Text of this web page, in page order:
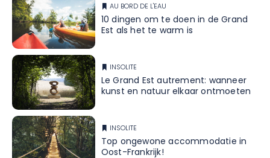
AU BORD DE L'EAU
10 dingen om te doen in de Grand
Est als het te warm is
INSOLITE
Le Grand Est autrement: wanneer
kunst en natuur elkaar ontmoeten
INSOLITE
Top ongewone accommodatie in
Oost-Frankrijk!